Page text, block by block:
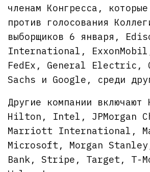
членам Конгресса,
против голосования
выборщиков 6 января,
International,
FedEx, General Electric,
Sachs и Google, среди
Другие компании
Hilton, Intel, JPMorgan
Marriott International,
Microsoft, Morgan
Bank, Stripe, Target, T-